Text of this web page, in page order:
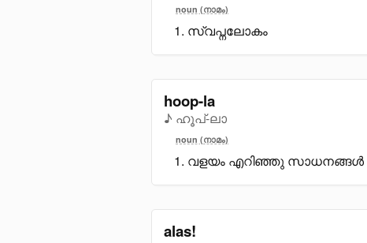
noun (നാമം)
സ്വപ്നലോകം
hoop-la
♪ ഹൂപ്-ലാ
noun (നാമം)
വളയം എറിഞ്ഞു സാധനങ്ങൾ
alas!